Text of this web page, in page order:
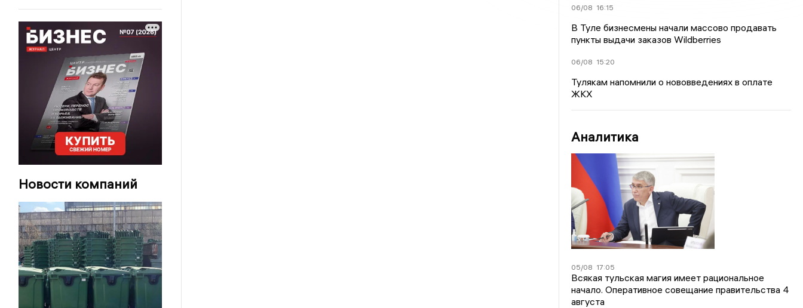
Новости компаний
06/08 16:15
В Туле бизнесмены начали массово продавать
пункты выдачи заказов Wildberries
06/08 15:20
Тулякам напомнили о нововведениях в оплате
ЖКХ
Аналитика
05/08 17:05
Всякая тульская магия имеет рациональное
начало. Оперативное совещание правительства 4
августа